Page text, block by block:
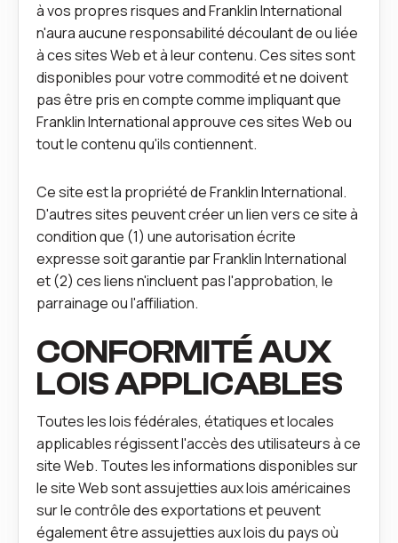
à vos propres risques and Franklin International
n'aura aucune responsabilité découlant de ou liée
à ces sites Web et à leur contenu. Ces sites sont
disponibles pour votre commodité et ne doivent
pas être pris en compte comme impliquant que
Franklin International approuve ces sites Web ou
tout le contenu qu'ils contiennent.
Ce site est la propriété de Franklin International.
D'autres sites peuvent créer un lien vers ce site à
condition que (1) une autorisation écrite
expresse soit garantie par Franklin International
et (2) ces liens n'incluent pas l'approbation, le
parrainage ou l'affiliation.
CONFORMITÉ AUX
LOIS APPLICABLES
Toutes les lois fédérales, étatiques et locales
applicables régissent l'accès des utilisateurs à ce
site Web. Toutes les informations disponibles sur
le site Web sont assujetties aux lois américaines
sur le contrôle des exportations et peuvent
également être assujetties aux lois du pays où